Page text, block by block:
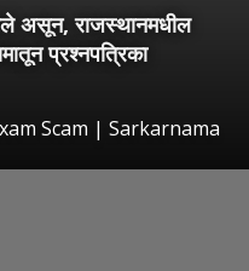
असून, राजस्थानमधील
प्रश्नपत्रिका
Scam | Sarkarnama